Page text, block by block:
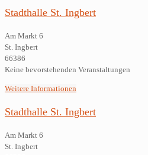
Stadthalle St. Ingbert
Am Markt 6
St. Ingbert
66386
Keine bevorstehenden Veranstaltungen
Weitere Informationen
Stadthalle St. Ingbert
Am Markt 6
St. Ingbert